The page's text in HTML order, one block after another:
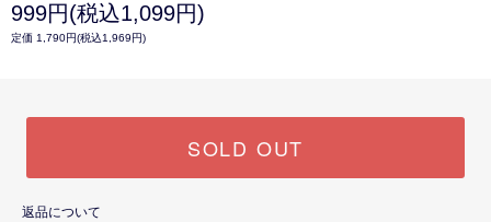
999円(税込1,099円)
定価 1,790円(税込1,969円)
SOLD OUT
返品について